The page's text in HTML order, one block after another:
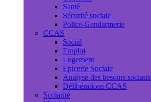
Santé
Sécurité sociale
Police-Gendarmerie
CCAS
Social
Emploi
Logement
Epicerie Sociale
Analyse des besoins sociaux
Délibérations CCAS
Scolarité